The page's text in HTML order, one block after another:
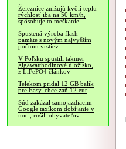
Železnice znižujú kvôli teplu
rýchlosť iba na 50 km/h,
spôsobuje to meškanie
Spustená výroba flash
pamäte s novým najvyšším
počtom vrstiev
V Poľsku spustili takmer
gigawatthodinové úložisko,
z LiFePO4 článkov
Telekom pridal 12 GB balík
pre Easy, chce zaň 12 eur
Súd zakázal samojazdiacim
Google taxíkom dobíjanie v
noci, rušili obyvateľov